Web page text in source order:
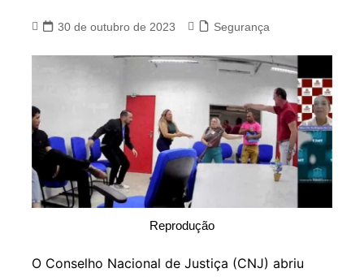
30 de outubro de 2023 Segurança
Reprodução
O Conselho Nacional de Justiça (CNJ) abriu